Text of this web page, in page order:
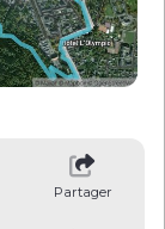
Partager